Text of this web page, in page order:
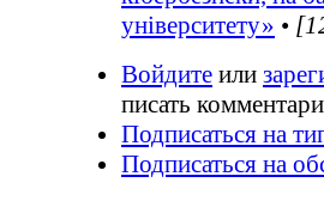
університету» •
Войдите или
писать
Подписаться на
Подписаться на